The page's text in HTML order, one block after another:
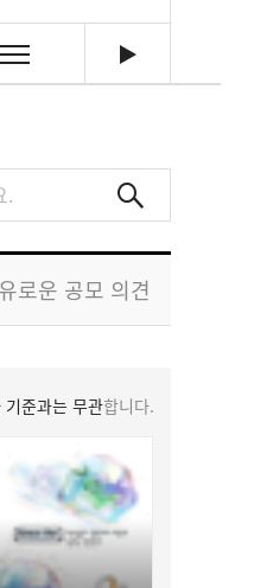
로운 공모 의견
준과는 무관합니다.